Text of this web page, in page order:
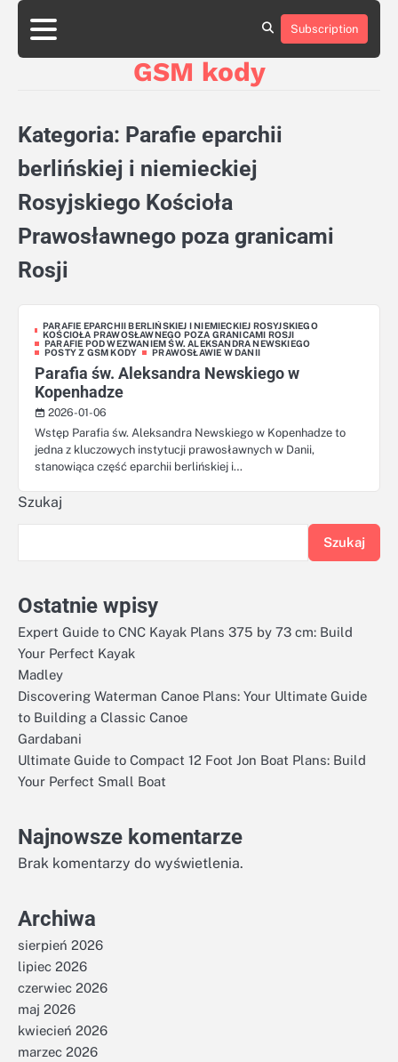
Skip
content
aluminumboatplans.com
dobra-
plywoodboatplans.com
Strony
ujednoznaczniające
aluminumboatplans.com
dobra-
plywoodboatplans.com
Strony
Kontakt
Kontakt
Subscription
GSM kody
Kategoria: Parafie eparchii
berlińskiej i niemieckiej
Rosyjskiego Kościoła
Prawosławnego poza granicami
Rosji
PARAFIE EPARCHII BERLIŃSKIEJ I NIEMIECKIEJ ROSYJSKIEGO
KOŚCIOŁA PRAWOSŁAWNEGO POZA GRANICAMI ROSJI
PARAFIE POD WEZWANIEM ŚW. ALEKSANDRA NEWSKIEGO
POSTY Z GSM KODY
PRAWOSŁAWIE W DANII
Parafia św. Aleksandra Newskiego w
Kopenhadze
2026-01-06
Wstęp Parafia św. Aleksandra Newskiego w Kopenhadze to
jedna z kluczowych instytucji prawosławnych w Danii,
stanowiąca część eparchii berlińskiej i…
Szukaj
Szukaj
Ostatnie wpisy
Expert Guide to CNC Kayak Plans 375 by 73 cm: Build
Your Perfect Kayak
Madley
Discovering Waterman Canoe Plans: Your Ultimate Guide
to Building a Classic Canoe
Gardabani
Ultimate Guide to Compact 12 Foot Jon Boat Plans: Build
Your Perfect Small Boat
Najnowsze komentarze
Brak komentarzy do wyświetlenia.
Archiwa
sierpień 2026
lipiec 2026
czerwiec 2026
maj 2026
kwiecień 2026
marzec 2026